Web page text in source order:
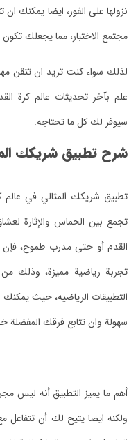
نزولها على الفور، ايضا يمكنك
مجتمع الاختبار، مما يجعلك
لذلك سواء كنت تريد ان تتقن
علم بآخر تحديثات عالم كرة
سيوفر لك كل ما تحتاجه.
شرح تطبيق شريكك
تطبيق شريكك المثالي في عالم
تجمع بين الحماس والإثارة
القدم أو حتى مدرب طموح،
تجربة رياضية مميزة، وذلك
التطبيقات الرياضيه، حيث
سهولة وان تتابع فرقك المفضلة
أهم ما يميز التطبيق أنه ليس
ولكنه ايضا يتيح لك أن تتفاعل